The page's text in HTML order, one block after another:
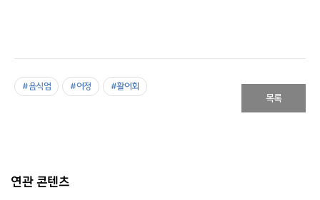
#음식업 #어정 #활어회
목록
연관 콘텐츠